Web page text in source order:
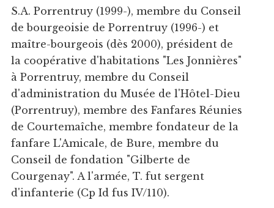
S.A. Porrentruy (1999-), membre du Conseil
de bourgeoisie de Porrentruy (1996-) et
maître-bourgeois (dès 2000), président de
la coopérative d'habitations "Les Jonnières"
à Porrentruy, membre du Conseil
d'administration du Musée de l'Hôtel-Dieu
(Porrentruy), membre des Fanfares Réunies
de Courtemaîche, membre fondateur de la
fanfare L'Amicale, de Bure, membre du
Conseil de fondation "Gilberte de
Courgenay". A l'armée, T. fut sergent
d'infanterie (Cp Id fus IV/110).